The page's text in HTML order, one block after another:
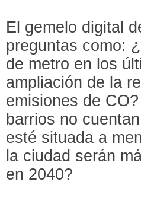
El gemelo digital
preguntas como:
de metro en los
ampliación de la
emisiones de
barrios no
esté situada a
la ciudad serán
en 2040?